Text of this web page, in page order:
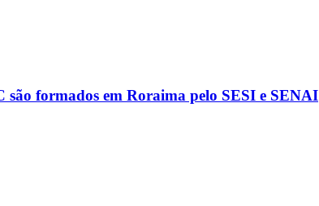
são formados em Roraima pelo SESI e SENAI